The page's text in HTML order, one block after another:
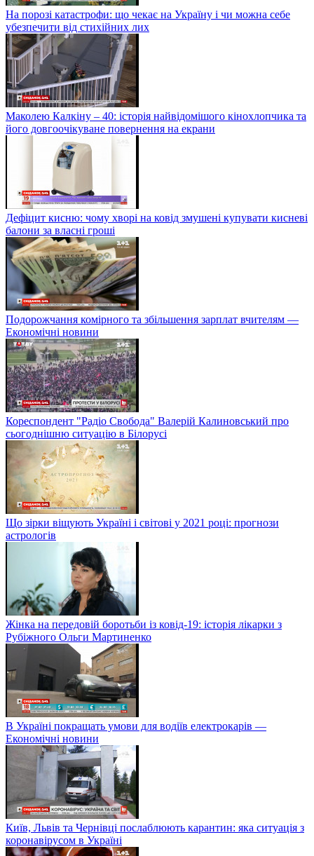
На порозі катастрофи: що чекає на Україну і чи можна себе
убезпечити від стихійних лих
Маколею Калкіну – 40: історія найвідомішого кінохлопчика та
його довгоочікуване повернення на екрани
Дефіцит кисню: чому хворі на ковід змушені купувати кисневі
балони за власні гроші
Подорожчання комірного та збільшення зарплат вчителям —
Економічні новини
Кореспондент "Радіо Свобода" Валерій Калиновський про
сьогоднішню ситуацію в Білорусі
Що зірки віщують Україні і світові у 2021 році: прогнози
астрологів
Жінка на передовій боротьби із ковід-19: історія лікарки з
Рубіжного Ольги Мартиненко
В Україні покращать умови для водіїв електрокарів —
Економічні новини
Київ, Львів та Чернівці послаблюють карантин: яка ситуація з
коронавірусом в Україні